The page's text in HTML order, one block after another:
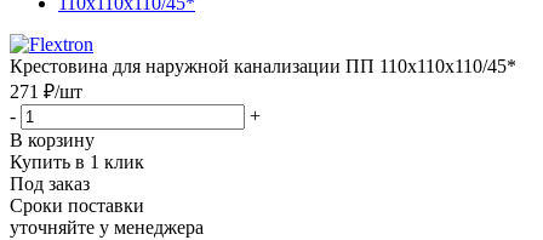
Крестовина для наружной канализации ПП 110x110x110/45*
271 ₽/шт
-
+
В корзину
Купить в 1 клик
Под заказ
Сроки поставки
уточняйте у менеджера